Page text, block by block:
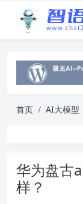
首页 AI大模型
华为盘古
样？